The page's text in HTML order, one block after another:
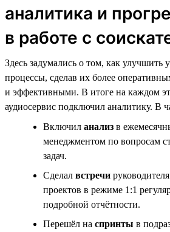
аналитика и
в работе с
Здесь задумались о том, как
процессы, сделав их более
и эффективными. В итоге на каждом
аудиосервис подключил аналитику. В
Включил анализ в
менеджментом по вопросам
задач.
Сделал встречи
проектов в режиме 1:1
подробной отчётности.
Перешёл на спринты в